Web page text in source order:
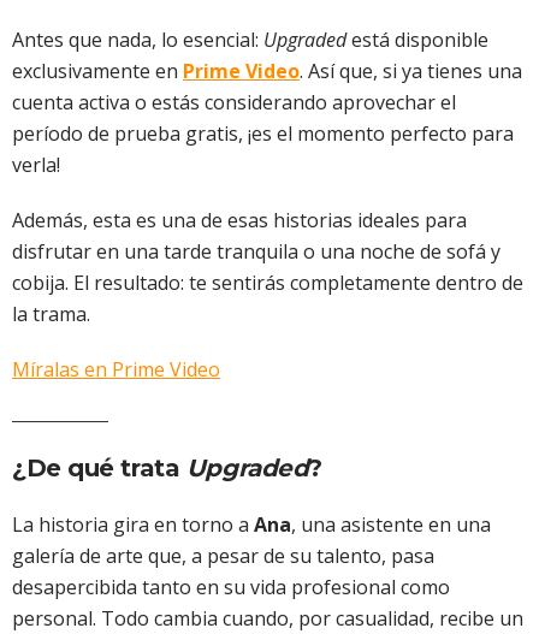
Antes que nada, lo esencial: Upgradedestá disponible
exclusivamente en Prime Video. Así que, si ya tienes una
cuenta activa o estás considerando aprovechar el
período de prueba gratis, ¡es el momento perfecto para
verla!
Además, esta es una de esas historias ideales para
disfrutar en una tarde tranquila o una noche de sofá y
cobija. El resultado: te sentirás completamente dentro de
la trama.
Míralas en Prime Video
¿De qué trata Upgraded?
La historia gira en torno a Ana, una asistente en una
galería de arte que, a pesar de su talento, pasa
desapercibida tanto en su vida profesional como
personal. Todo cambia cuando, por casualidad, recibe un